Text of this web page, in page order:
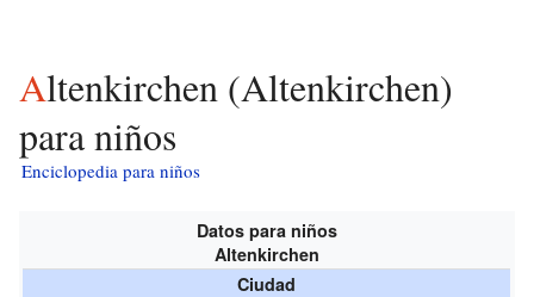
Altenkirchen (Altenkirchen)
para niños
Enciclopedia para niños
Datos para niños
Altenkirchen
Ciudad